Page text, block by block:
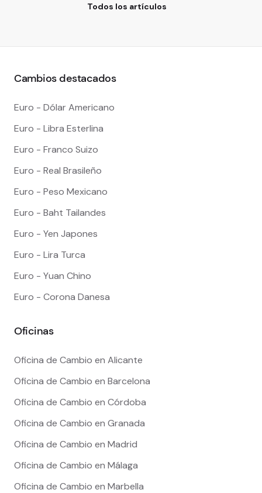
Todos los artículos
Cambios destacados
Euro - Dólar Americano
Euro - Libra Esterlina
Euro - Franco Suizo
Euro - Real Brasileño
Euro - Peso Mexicano
Euro - Baht Tailandes
Euro - Yen Japones
Euro - Lira Turca
Euro - Yuan Chino
Euro - Corona Danesa
Oficinas
Oficina de Cambio en Alicante
Oficina de Cambio en Barcelona
Oficina de Cambio en Córdoba
Oficina de Cambio en Granada
Oficina de Cambio en Madrid
Oficina de Cambio en Málaga
Oficina de Cambio en Marbella